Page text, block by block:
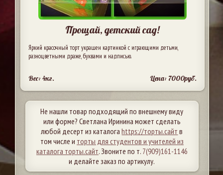
Прощай, детский сад!
Яркий красочный торт украшен картинкой с играющими детьми,
разноцветными драже, буквами и надписью.
Вес: 4кг. Цена: 7000руб.
Не нашли товар подходящий по внешнему виду
или форме? Светлана Иринина может сделать
любой десерт из каталогаhttps://торты.сайт в
том числе и торты для студентов и учителей из
каталога торты.сайт. Звоните по т. 7(909)161-1146
и делайте заказ по артикулу.